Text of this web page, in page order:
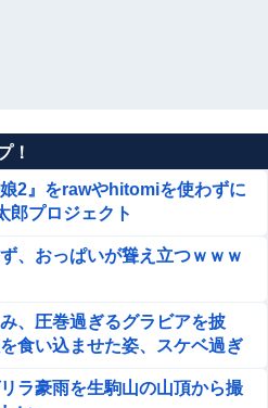
以下の地獄なんだけど」と
にツッコミ殺到、オシャレ
った結果……他
適切な行為は絶対にない」→
年なのにそこは言及しないん
当にひどい・・・」
堀大輔さん、「寝た方がい
中に泣き出してしまう
てるのは暇人です」→ネット
うｗｗｗｗｗ
！
2』をrawやhitomiを使わずに
郎プロジェクト
、おっぱいが聳え立つｗｗｗ
、圧巻過ぎるグラビアを披
食い込ませた姿、スケベ過ぎ
ラ豪雨を生駒山の山頂から撮